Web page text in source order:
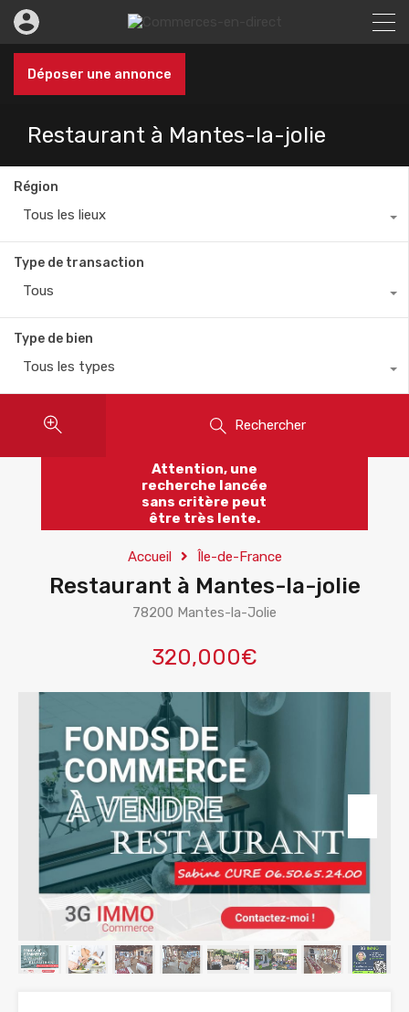
Déposer une annonce
Restaurant à Mantes-la-jolie
Région
Tous les lieux
Type de transaction
Tous
Type de bien
Tous les types
Rechercher
Attention, une
recherche lancée
sans critère peut
être très lente.
Accueil Île-de-France
Restaurant à Mantes-la-jolie
78200 Mantes-la-Jolie
320,000€